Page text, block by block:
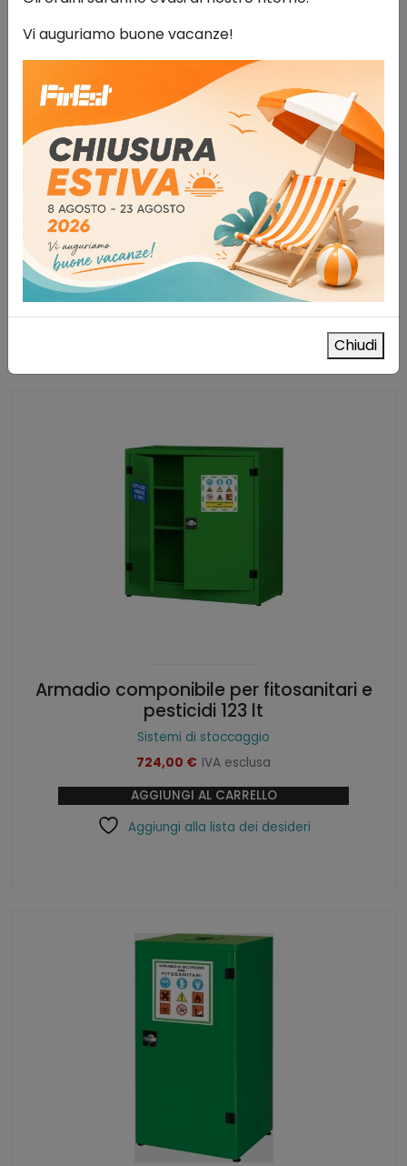
Armadio componibile per fitosanitari e
pesticidi 78 lt
Sistemi di stoccaggio
772,00
IVA esclusa
AGGIUNGI AL CARRELLO
Aggiungi alla lista dei desideri
Armadio componibile per fitosanitari e
pesticidi 123 lt
Sistemi di stoccaggio
724,00 € IVA esclusa
AGGIUNGI AL CARRELLO
Aggiungi alla lista dei desideri
Vi auguriamo buone vacanze!
Chiudi